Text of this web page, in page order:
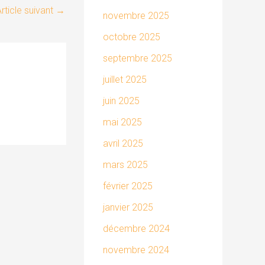
suivant →
novembre 2025
octobre 2025
septembre 2025
juillet 2025
juin 2025
mai 2025
avril 2025
mars 2025
février 2025
janvier 2025
décembre 2024
novembre 2024